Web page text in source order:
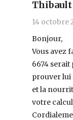
14 octobre
Bonjour,
Vous avez
6674
prouver lui
et la
votre